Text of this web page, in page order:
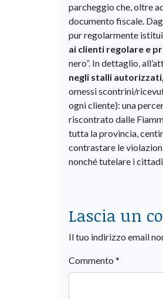
parcheggio che, oltre
documento fiscale.
pur regolarmente
ai clienti regolare e
nero”. In dettaglio,
negli stalli
omessi scontrini/
ogni cliente): una
riscontrato dalle
tutta la provincia,
contrastare le
nonché tutelare i
Lascia un
Il tuo indirizzo email
Commento *